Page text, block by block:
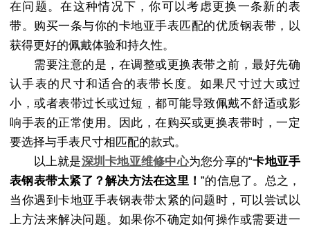
在问题。在这种情况下，你可以考虑更换一条新的表
带。购买一条与你的卡地亚手表匹配的优质钢表带，以
获得更好的佩戴体验和持久性。
需要注意的是，在调整或更换表带之前，最好先确
认手表的尺寸和适合的表带长度。如果尺寸过大或过
小，或者表带过长或过短，都可能导致佩戴不舒适或影
响手表的正常使用。因此，在购买或更换表带时，一定
要选择与手表尺寸相匹配的款式。
以上就是深圳卡地亚维修中心为您分享的“卡地亚手
表钢表带太紧了？解决方法在这里！ ”的信息了。总之，
当你遇到卡地亚手表钢表带太紧的问题时，可以尝试以
上方法来解决问题。如果你不确定如何操作或需要进一